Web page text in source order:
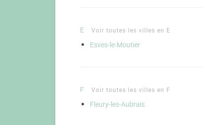
E Voir toutes les villes en E
Esves-le-Moutier
F Voir toutes les villes en F
Fleury-les-Aubrais